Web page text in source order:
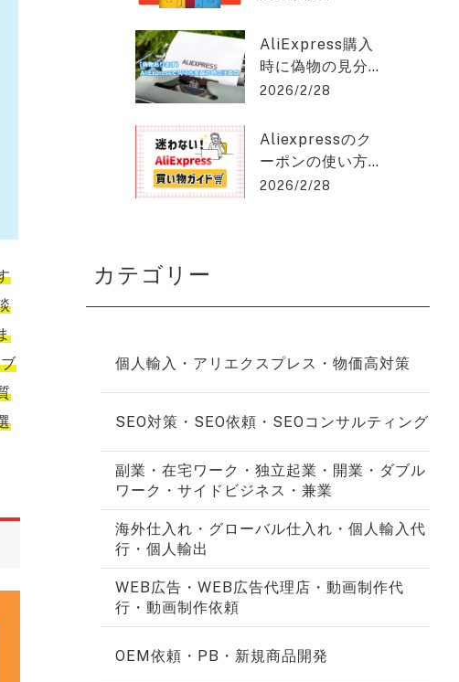
は？アリエクス
プレスを2%OFF
AliExpress購入
時に偽物の見分
け方と安く買う
エクスプレスを
2%OFFで購入で
2026/2/28
Aliexpressのク
ーポンの使い方
を徹底解説！保
2026/2/28
カテゴリー
個人輸入・アリエクスプレス・物価高対策
SEO対策・SEO依頼・SEOコンサルティング
副業・在宅ワーク・独立起業・開業・ダブル
ワーク・サイドビジネス・兼業
海外仕入れ・グローバル仕入れ・個人輸入代
行・個人輸出
WEB広告・WEB広告代理店・動画制作代
行・動画制作依頼
OEM依頼・PB・新規商品開発